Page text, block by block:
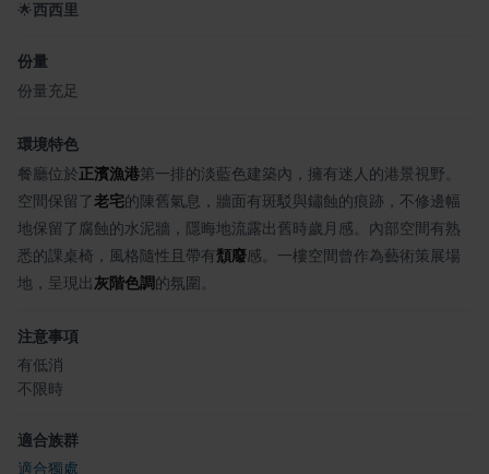
🌟西西里
份量
份量充足
環境特色
餐廳位於正濱漁港第一排的淡藍色建築內，擁有迷人的港景視野。
空間保留了老宅的陳舊氣息，牆面有斑駁與鏽蝕的痕跡，不修邊幅
地保留了腐蝕的水泥牆，隱晦地流露出舊時歲月感。內部空間有熟
悉的課桌椅，風格隨性且帶有頹廢感。一樓空間曾作為藝術策展場
地，呈現出灰階色調的氛圍。
注意事項
有低消
不限時
適合族群
適合獨處